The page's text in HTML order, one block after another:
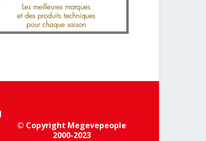
© Copyright Megevepeople
2000-2023